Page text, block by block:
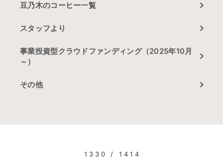
豆乃木のコーヒー一覧
スタッフより
事業投資型クラウドファンディング（2025年10月
～）
その他
1330 / 1414